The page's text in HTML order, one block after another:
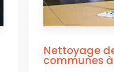
Nettoyage
communes